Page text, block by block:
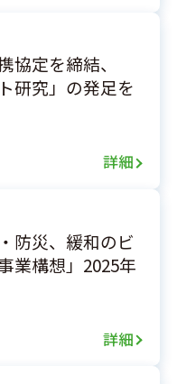
定を締結、
研究」の発足を
詳細
防災、緩和のビ
業構想」2025年
詳細